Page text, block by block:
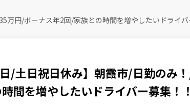
万円/ボーナス年2回/家族との時間を増やしたいドライ
日/土日祝日休み】朝霞市/日勤のみ
間を増やしたいドライバー募集！